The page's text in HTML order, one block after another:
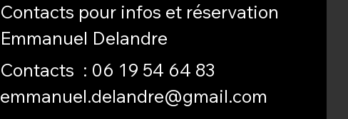
Contacts pour infos et réservation
Emmanuel Delandre
Contacts : 06 19 54 64 83
emmanuel.delandre@gmail.com